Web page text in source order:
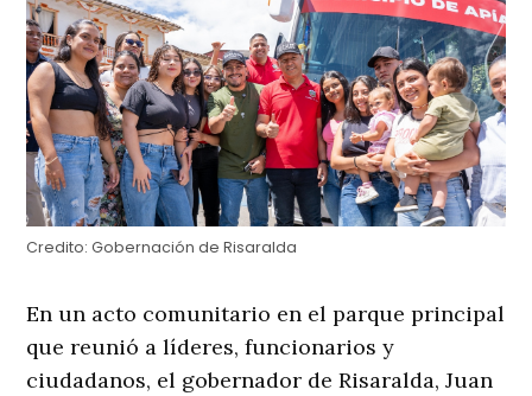
Credito: Gobernación de Risaralda
En un acto comunitario en el parque principal
que reunió a líderes, funcionarios y
ciudadanos, el gobernador de Risaralda, Juan